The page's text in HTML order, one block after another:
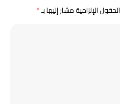
الحقول الإلزامية مشار إليها بـ*